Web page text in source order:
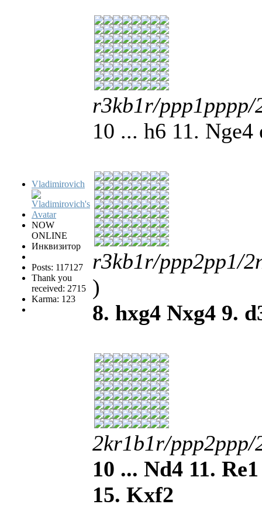
Vladimirovich
NOW
ONLINE
Инквизитор
Posts: 117127
Thank you
received: 2715
Karma: 123
r3kb1r/ppp1pppp/
10 ... h6 11.
r3kb1r/ppp2pp1/
)
8. hxg4 Nxg4 9.
2kr1b1r/ppp2ppp/
10 ... Nd4 11.
15. Kxf2